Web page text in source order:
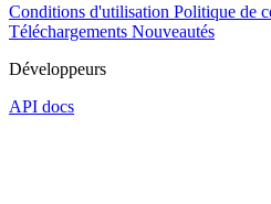
Conditions d'utilisation Politique de
Téléchargements Nouveautés
Développeurs
API docs